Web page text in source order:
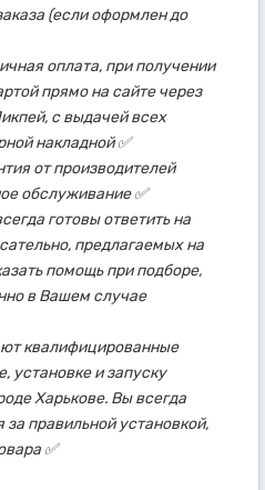
(если оформлен до
оплата, при получении
прямо на сайте через
с выдачей всех
накладной ✅
от производителей
обслуживание ✅
готовы ответить на
предлагаемых на
помощь при подборе,
в Вашем случае
квалифицированные
установке и запуску
Харькове. Вы всегда
правильной установкой,
✅